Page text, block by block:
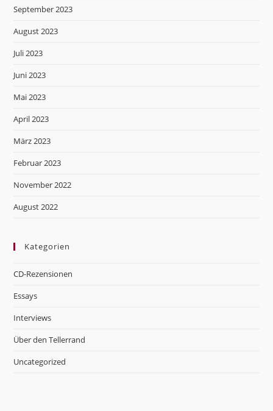
September 2023
August 2023
Juli 2023
Juni 2023
Mai 2023
April 2023
März 2023
Februar 2023
November 2022
August 2022
Kategorien
CD-Rezensionen
Essays
Interviews
Über den Tellerrand
Uncategorized